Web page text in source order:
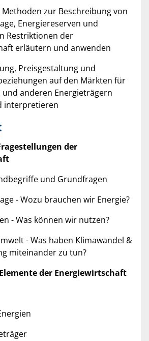
zur Beschreibung von
Energiereserven und
Restriktionen der
erläutern und anwenden
Preisgestaltung und
auf den Märkten für
und anderen Energieträgern
interpretieren
der
und Grundfragen
- Wozu brauchen wir Energie?
- Was können wir nutzen?
- Was haben Klimawandel &
miteinander zu tun?
der Energiewirtschaft